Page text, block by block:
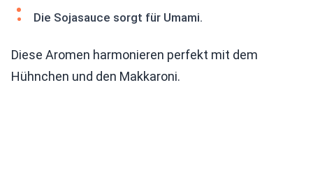
Die Sojasauce sorgt für Umami.
Diese Aromen harmonieren perfekt mit dem
Hühnchen und den Makkaroni.